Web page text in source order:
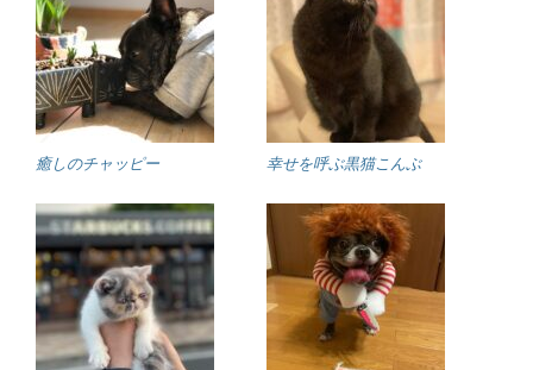
癒しのチャッピー 幸せを呼ぶ黒猫こんぶ